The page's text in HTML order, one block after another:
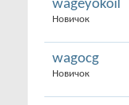
wageyokoil
Новичок
wagocg
Новичок